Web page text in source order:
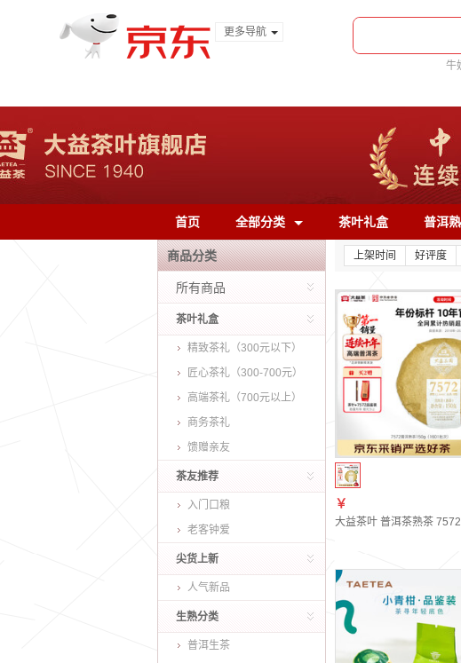
更多导航
牛
首页 全部分类 茶叶礼盒 普洱
商品分类
所有商品
茶叶礼盒
精致茶礼（300元以下）
匠心茶礼（300-700元）
高端茶礼（700元以上）
商务茶礼
馈赠亲友
茶友推荐
入门口粮
老客钟爱
尖货上新
人气新品
生熟分类
普洱生茶
上架时间 好评度
￥
大益茶叶 普洱茶熟茶